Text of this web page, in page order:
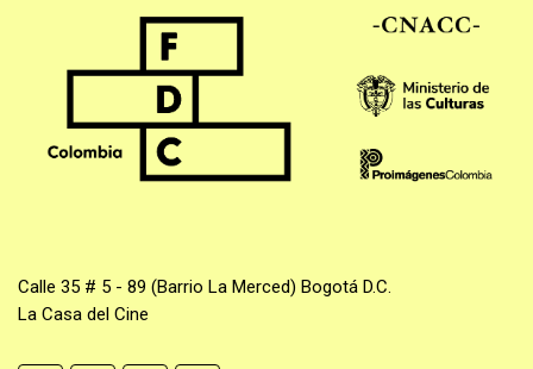
Calle 35 # 5 - 89 (Barrio La Merced) Bogotá D.C.
La Casa del Cine